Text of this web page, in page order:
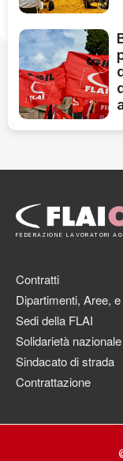
FEDERAZIONE LAVORATORI
Contratti
Dipartimenti, Aree,
Sedi della FLAI
Solidarietà
Sindacato di strada
Contrattazione